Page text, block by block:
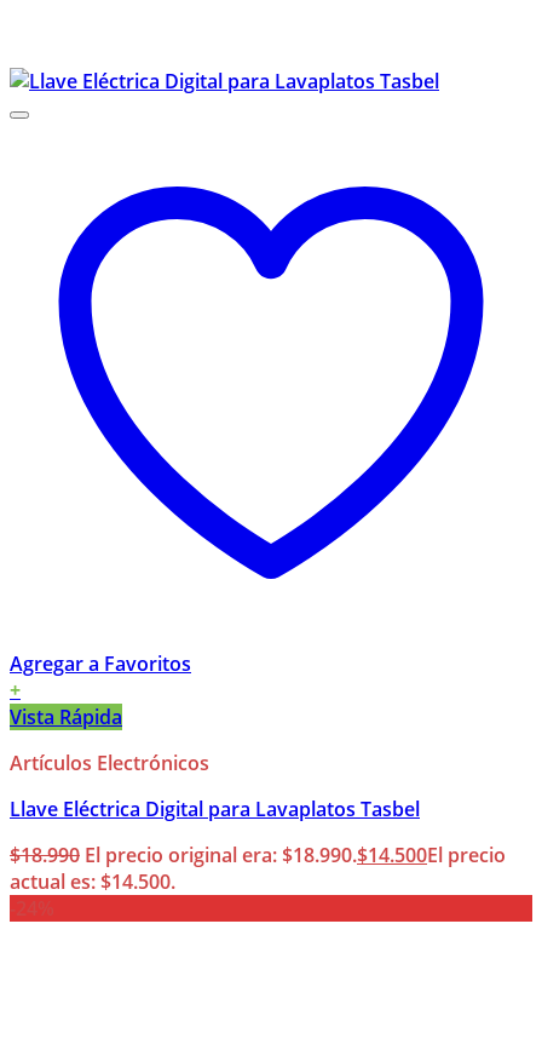
Agregar a Favoritos
+
Vista Rápida
Artículos Electrónicos
Llave Eléctrica Digital para Lavaplatos Tasbel
$18.990 El precio original era: $18.990.$14.500El precio
actual es: $14.500.